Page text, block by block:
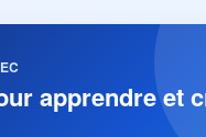
apprendre et